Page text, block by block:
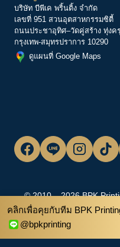
บริษัท บีพีเค พริ้นติ้ง จำกัด
เลขที่ 951 สวนอุตสาหกรรมซิตี้
ถนนประชาอุทิศ–วัดคู่สร้าง ทุ่งค
กรุงเทพ-สมุทรปราการ 10290
ดูแผนที่ Google Maps
© 2010 – 2026 BPK
คลิกเพื่อคุยกับทีม BPK
@bpkprinting